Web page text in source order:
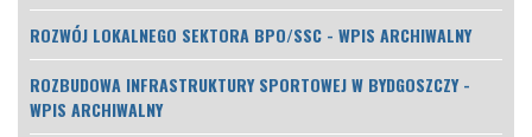
ROZWÓJ LOKALNEGO SEKTORA BPO/SSC - WPIS ARCHIWALNY
ROZBUDOWA INFRASTRUKTURY SPORTOWEJ W BYDGOSZCZY -
WPIS ARCHIWALNY